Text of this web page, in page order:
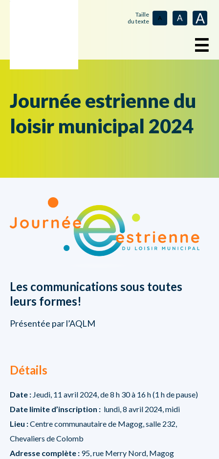
Taille
du texte
A A A
☰
Journée estrienne du
loisir municipal 2024
Les communications sous toutes
leurs formes!
Présentée par l’AQLM
Détails
Date : Jeudi, 11 avril 2024, de 8 h 30 à 16 h (1 h de pause)
Date limite d’inscription : lundi, 8 avril 2024, midi
Lieu :Centre communautaire de Magog, salle 232,
Chevaliers de Colomb
Adresse complète : 95, rue Merry Nord, Magog